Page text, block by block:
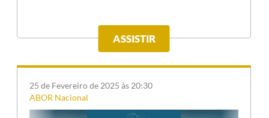
ASSISTIR
25 de Fevereiro de 2025 às 20:30
ABOR Nacional